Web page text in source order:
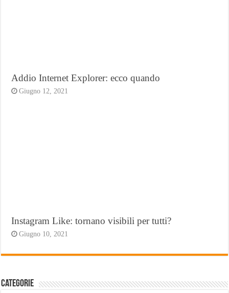
Addio Internet Explorer: ecco quando
Giugno 12, 2021
Instagram Like: tornano visibili per tutti?
Giugno 10, 2021
Categorie